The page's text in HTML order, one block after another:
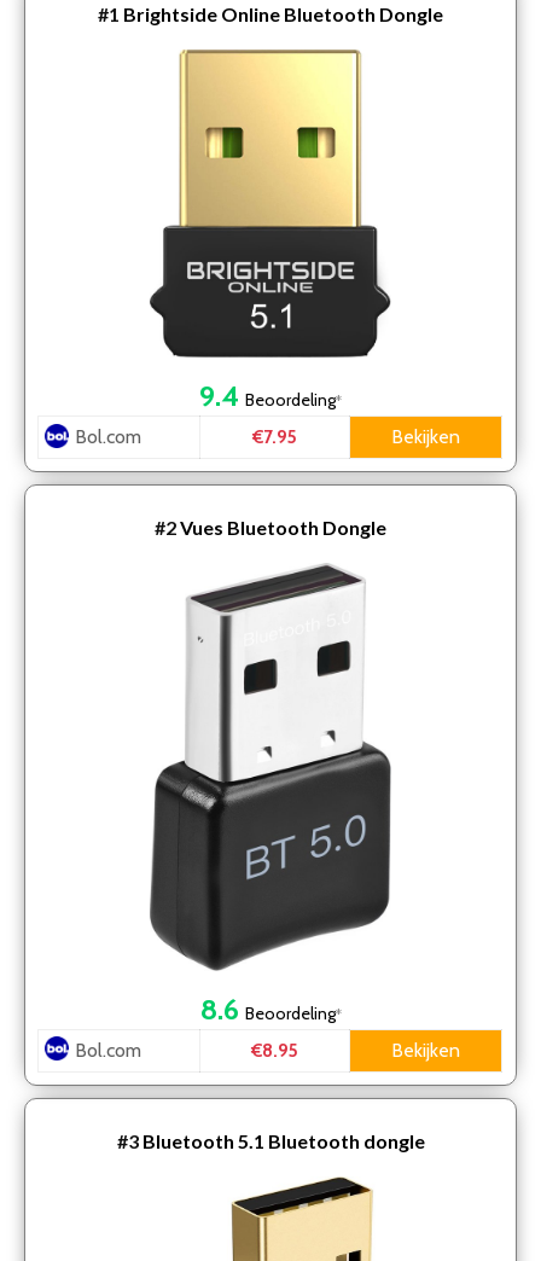
#1 Brightside Online Bluetooth Dongle
9.4 Beoordeling*
Bol.com €7.95 Bekijken
#2Vues Bluetooth Dongle
8.6 Beoordeling*
Bol.com €8.95 Bekijken
#3 Bluetooth 5.1 Bluetooth dongle